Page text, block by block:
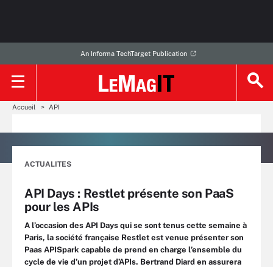
An Informa TechTarget Publication
Accueil API
ACTUALITES
API Days : Restlet présente son PaaS
pour les APIs
A l’occasion des API Days qui se sont tenus cette semaine à
Paris, la société française Restlet est venue présenter son
Paas APISpark capable de prend en charge l’ensemble du
cycle de vie d’un projet d’APIs. Bertrand Diard en assurera